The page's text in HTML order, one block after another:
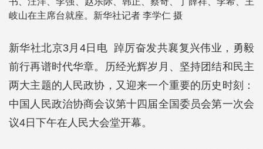
岐山在主席台就座。新华社记者 李学仁 摄
新华社北京3月4日电 踔厉奋发共襄复兴伟业，勇毅
前行再谱时代华章。历经光辉岁月、坚持团结和民主
两大主题的人民政协，又迎来一个重要的历史时刻：
中国人民政治协商会议第十四届全国委员会第一次会
议4日下午在人民大会堂开幕。